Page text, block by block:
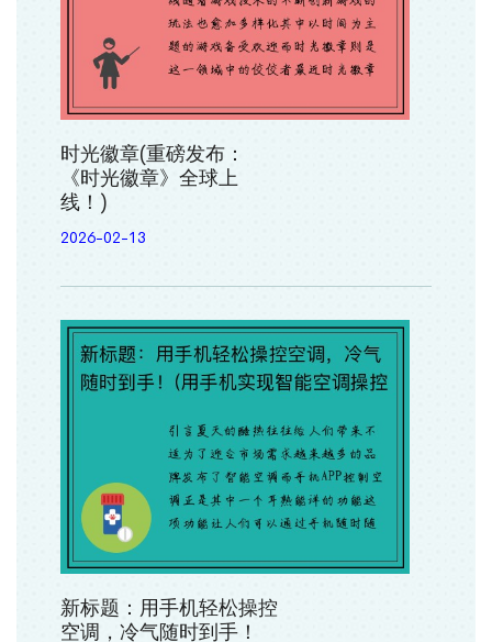
时光徽章(重磅发布：
《时光徽章》全球上
线！)
2026-02-13
新标题：用手机轻松操控
空调，冷气随时到手！